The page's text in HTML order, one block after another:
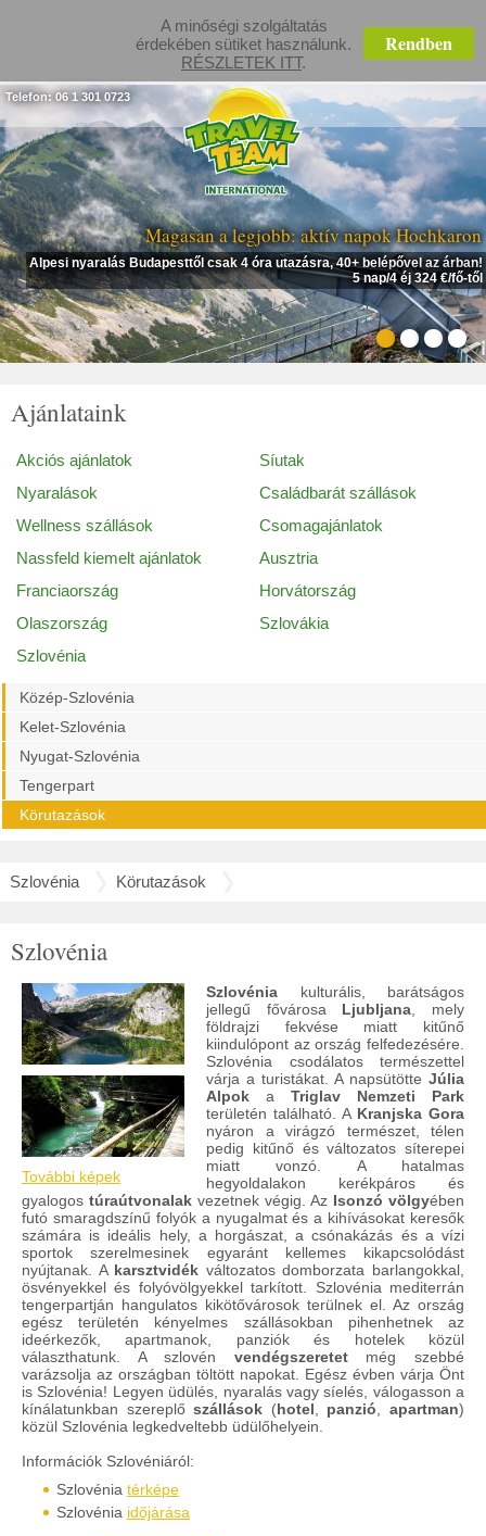
A minőségi szolgáltatás
érdekében sütiket használunk.
RÉSZLETEK ITT.
Rendben
Magasan a legjobb: aktív napok Hochkaron
Alpesi nyaralás Budapesttől csak 4 óra utazásra, 40+ belépővel az árban!
5 nap/4 éj 324 €/fő-től
Telefon: 06 1 301 0723
Ajánlataink
Akciós ajánlatok
Síutak
Nyaralások
Családbarát szállások
Wellness szállások
Csomagajánlatok
Nassfeld kiemelt ajánlatok
Ausztria
Franciaország
Horvátország
Olaszország
Szlovákia
Szlovénia
Közép-Szlovénia
Kelet-Szlovénia
Nyugat-Szlovénia
Tengerpart
Körutazások
Szlovénia Körutazások
Szlovénia
További képek
Szlovénia kulturális, barátságos
jellegű fővárosa Ljubljana , mely
földrajzi fekvése miatt kitűnő
kiindulópont az ország felfedezésére.
Szlovénia csodálatos természettel
várja a turistákat. A napsütötte Júlia
Alpok a Triglav Nemzeti Park
területén található. A Kranjska Gora
nyáron a virágzó természet, télen
pedig kitűnő és változatos síterepei
miatt vonzó. A hatalmas
hegyoldalakon kerékpáros és
gyalogos túraútvonalak vezetnek végig. Az Isonzó völgyében
futó smaragdszínű folyók a nyugalmat és a kihívásokat keresők
számára is ideális hely, a horgászat, a csónakázás és a vízi
sportok szerelmesinek egyaránt kellemes kikapcsolódást
nyújtanak. A karsztvidék változatos domborzata barlangokkal,
ösvényekkel és folyóvölgyekkel tarkított. Szlovénia mediterrán
tengerpartján hangulatos kikötővárosok terülnek el. Az ország
egész területén kényelmes szállásokban pihenhetnek az
ideérkezők, apartmanok, panziók és hotelek közül
választhatunk. A szlovén vendégszeretetmég szebbé
varázsolja az országban töltött napokat. Egész évben várja Önt
is Szlovénia! Legyen üdülés, nyaralás vagy síelés, válogasson a
kínálatunkban szereplőszállások (hotel panzió ,apartman)
közül Szlovénia legkedveltebb üdülőhelyein.
Információk Szlovéniáról:
Szlovénia térképe
Szlovénia időjárása